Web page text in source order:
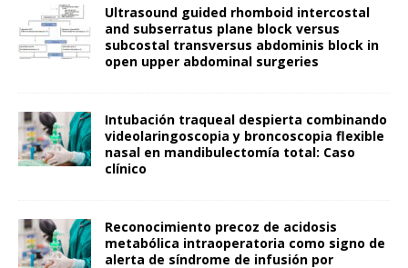
Ultrasound guided rhomboid intercostal
and subserratus plane block versus
subcostal transversus abdominis block in
open upper abdominal surgeries
Intubación traqueal despierta combinando
videolaringoscopia y broncoscopia flexible
nasal en mandibulectomía total: Caso
clínico
Reconocimiento precoz de acidosis
metabólica intraoperatoria como signo de
alerta de síndrome de infusión por